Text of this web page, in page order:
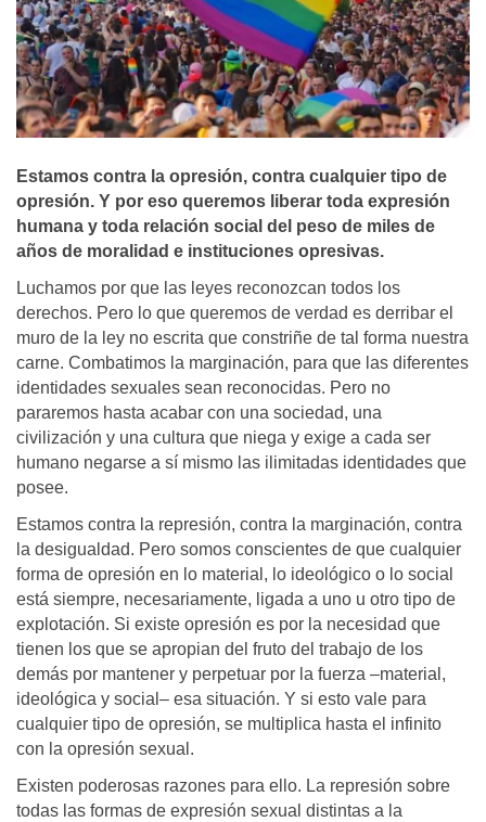
Estamos contra la opresión, contra cualquier tipo de
opresión. Y por eso queremos liberar toda expresión
humana y toda relación social del peso de miles de
años de moralidad e instituciones opresivas.
Luchamos por que las leyes reconozcan todos los
derechos. Pero lo que queremos de verdad es derribar el
muro de la ley no escrita que constriñe de tal forma nuestra
carne. Combatimos la marginación, para que las diferentes
identidades sexuales sean reconocidas. Pero no
pararemos hasta acabar con una sociedad, una
civilización y una cultura que niega y exige a cada ser
humano negarse a sí mismo las ilimitadas identidades que
posee.
Estamos contra la represión, contra la marginación, contra
la desigualdad. Pero somos conscientes de que cualquier
forma de opresión en lo material, lo ideológico o lo social
está siempre, necesariamente, ligada a uno u otro tipo de
explotación. Si existe opresión es por la necesidad que
tienen los que se apropian del fruto del trabajo de los
demás por mantener y perpetuar por la fuerza –material,
ideológica y social– esa situación. Y si esto vale para
cualquier tipo de opresión, se multiplica hasta el infinito
con la opresión sexual.
Existen poderosas razones para ello. La represión sobre
todas las formas de expresión sexual distintas a la